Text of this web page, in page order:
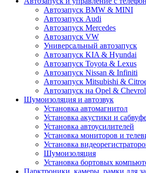
Автозапуск BMW & MINI
Автозапуск Audi
Автозапуск Mercedes
Автозапуск VW
Универсальный автозапуск
Автозапуск KIA & Hyundai
Автозапуск Toyota & Lexus
Автозапуск Nissan & Infiniti
Автозапуск Mitsubishi &
Автозапуск на Opel &
Шумоизоляция и автозвук
Установка автомагнитол
Установка акустики и
Установка автоусилителей
Установка мониторов и
Установка
Шумоизоляция
Установка бортовых
Парктроники, камеры, рамки для